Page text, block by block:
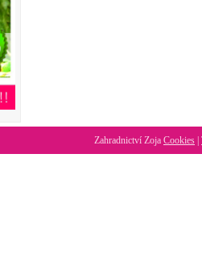
Zahradnictví Zoja Cookies